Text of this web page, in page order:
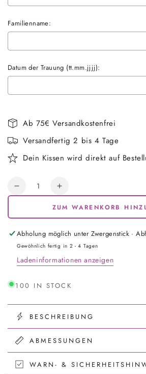
Familienname:
Datum der Trauung (tt.mm.jjjj):
Ab 75€ Versandkostenfrei
Versandfertig 2 bis 4 Tage
Dein Kissen wird direkt auf
Anzahl
Verringere
Hochzeitkissen
Blumenring
Personalisierbar
Namen
Hochzeitsdatum
Erhöhe
Menge
Hochzeitkissen
Blumenring
Personalisierbar
Namen
Hochzeitsdatum
ZUM WARENKORB
Abholung möglich unterZwergenstick ·
Gewöhnlich fertig in 2 - 4 Tagen
Ladeninformationen anzeigen
100 IN STOCK
BESCHREIBUNG
ABMESSUNGEN
WARN- &